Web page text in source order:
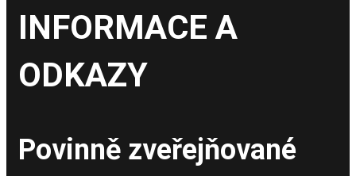
INFORMACE A
ODKAZY
Povinně zveřejňované